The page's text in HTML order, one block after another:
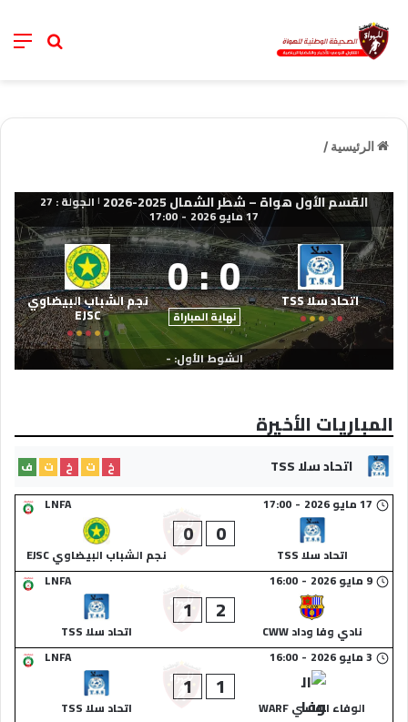
خانة
الرئيسية /
القسم الأول هواة – شطر الشمال 2025-2026 | الجولة : 27
17 مايو 2026 -
17:00
اتحاد سلا TSS 0
:
0
نهاية المباراة
نجم الشباب البيضاوي
EJSC
الشوط الأول: -
المباريات الأخيرة
اتحاد سلا TSS خ ت خ ت
ف
LNFA
17 مايو 2026 -
17:00
اتحاد سلا TSS
0
0
نجم الشباب البيضاوي EJSC
LNFA
9 مايو 2026 -
16:00
نادي وفا وداد CWW
2
1
اتحاد سلا TSS
LNFA
3 مايو 2026 -
16:00
الوفاء الفاسي WARF
1
1
اتحاد سلا TSS